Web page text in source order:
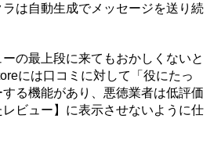
は自動生成でメッセージを送り続
の最上段に来てもおかしくないと
には口コミに対して「役にたっ
る機能があり、悪徳業者は低評価
ビュー】に表示させないように仕